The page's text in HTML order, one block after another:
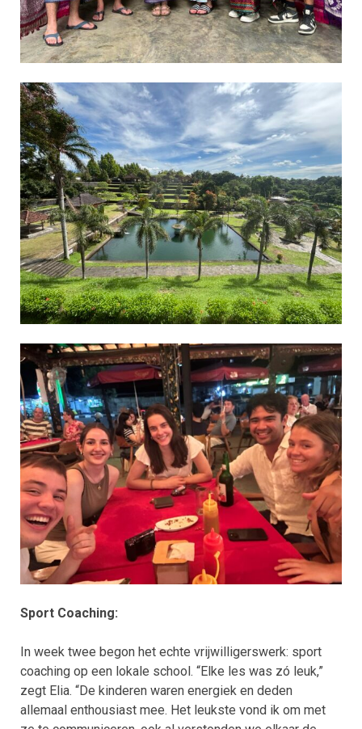
Sport Coaching:
In week twee begon het echte vrijwilligerswerk: sport
coaching op een lokale school. “Elke les was zó leuk,”
zegt Elia. “De kinderen waren energiek en deden
allemaal enthousiast mee. Het leukste vond ik om met